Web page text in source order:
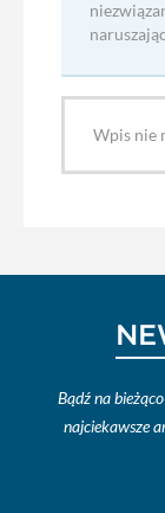
Wpis nie
Bądź na
najciekawsze